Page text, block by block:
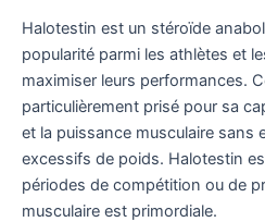
Halotestin est un stéroïde
popularité parmi les athlètes et
maximiser leurs performances.
particulièrement prisé pour sa
et la puissance musculaire sans
excessifs de poids. Halotestin
périodes de compétition ou de
musculaire est primordiale.